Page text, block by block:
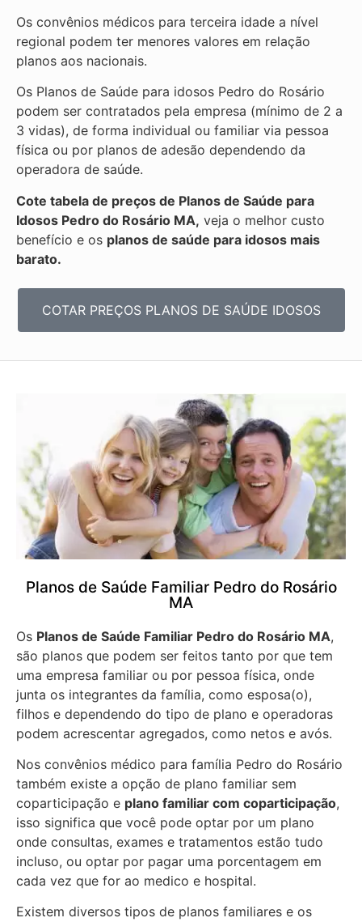
Os convênios médicos para terceira idade a nível
regional podem ter menores valores em relação
planos aos nacionais.
Os Planos de Saúde para idosos Pedro do Rosário
podem ser contratados pela empresa (mínimo de 2 a
3 vidas), de forma individual ou familiar via pessoa
física ou por planos de adesão dependendo da
operadora de saúde.
Cote tabela de preços de Planos de Saúde para
Idosos Pedro do Rosário MA, veja o melhor custo
benefício e os planos de saúde para idosos mais
barato.
COTAR PREÇOS PLANOS DE SAÚDE IDOSOS
Planos de Saúde Familiar Pedro do Rosário
MA
Os Planos de Saúde Familiar Pedro do Rosário MA,
são planos que podem ser feitos tanto por que tem
uma empresa familiar ou por pessoa física, onde
junta os integrantes da família, como esposa(o),
filhos e dependendo do tipo de plano e operadoras
podem acrescentar agregados, como netos e avós.
Nos convênios médico para família Pedro do Rosário
também existe a opção de plano familiar sem
coparticipação e plano familiar com coparticipação,
isso significa que você pode optar por um plano
onde consultas, exames e tratamentos estão tudo
incluso, ou optar por pagar uma porcentagem em
cada vez que for ao medico e hospital.
Existem diversos tipos de planos familiares e os